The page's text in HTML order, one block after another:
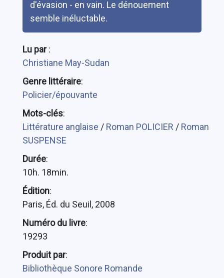
d'évasion - en vain. Le dénouement
semble inéluctable.
Lu par:
Christiane May-Sudan
Genre littéraire:
Policier/épouvante
Mots-clés:
Littérature anglaise / Roman POLICIER / Roman
SUSPENSE
Durée:
10h. 18min.
Édition:
Paris, Éd. du Seuil, 2008
Numéro du livre:
19293
Produit par:
Bibliothèque Sonore Romande